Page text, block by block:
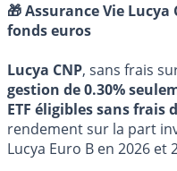
🎁 Assurance Vie Lucya
fonds euros
Lucya CNP, sans frais
gestion de 0.30%
ETF éligibles sans frais
rendement sur la part
Lucya Euro B en 2026 et